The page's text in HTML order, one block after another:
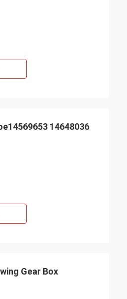
14648036
Gear Box